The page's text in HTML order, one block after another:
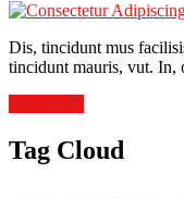
Dis, tincidunt mus
tincidunt mauris, vut. In,
Tag Cloud